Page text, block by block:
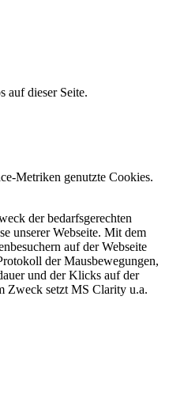
auf dieser Seite.
Metriken genutzte Cookies.
der bedarfsgerechten
unserer Webseite. Mit dem
auf der Webseite
der Mausbewegungen,
und der Klicks auf der
Zweck setzt MS Clarity u.a.